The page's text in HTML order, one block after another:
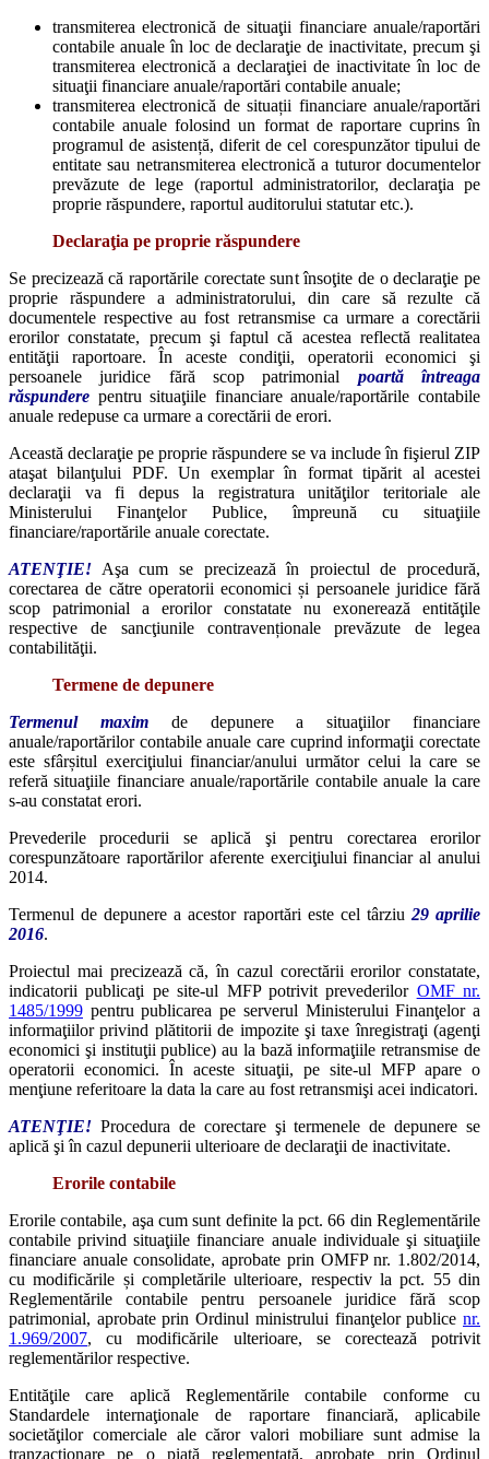
transmiterea electronică de situaţii financiare anuale/raportări
contabile anuale în loc de declaraţie de inactivitate, precum şi
transmiterea electronică a declaraţiei de inactivitate în loc de
situaţii financiare anuale/raportări contabile anuale;
transmiterea electronică de situații financiare anuale/raportări
contabile anuale folosind un format de raportare cuprins în
programul de asistență, diferit de cel corespunzător tipului de
entitate sau netransmiterea electronică a tuturor documentelor
prevăzute de lege (raportul administratorilor, declaraţia pe
proprie răspundere, raportul auditorului statutar etc.).
Declaraţia pe proprie răspundere
Se precizează că raportările corectate sunt însoţite de o declaraţie pe
proprie răspundere a administratorului, din care să rezulte că
documentele respective au fost retransmise ca urmare a corectării
erorilor constatate, precum şi faptul că acestea reflectă realitatea
entităţii raportoare. În aceste condiţii, operatorii economici şi
persoanele juridice fără scop patrimonial poartă întreaga
răspundere pentru situaţiile financiare anuale/raportările contabile
anuale redepuse ca urmare a corectării de erori.
Această declaraţie pe proprie răspundere se va include în fişierul ZIP
ataşat bilanţului PDF. Un exemplar în format tipărit al acestei
declaraţii va fi depus la registratura unităţilor teritoriale ale
Ministerului Finanţelor Publice, împreună cu situaţiile
financiare/raportările anuale corectate.
ATENŢIE! Aşa cum se precizează în proiectul de procedură,
corectarea de către operatorii economici și persoanele juridice fără
scop patrimonial a erorilor constatate nu exonerează entităţile
respective de sancţiunile contravenționale prevăzute de legea
contabilităţii.
Termene de depunere
Termenul maximde depunere a situaţiilor financiare
anuale/raportărilor contabile anuale care cuprind informaţii corectate
este sfârșitul exerciţiului financiar/anului următor celui la care se
referă situaţiile financiare anuale/raportările contabile anuale la care
s-au constatat erori.
Prevederile procedurii se aplică şi pentru corectarea erorilor
corespunzătoare raportărilor aferente exerciţiului financiar al anului
2014.
Termenul de depunere a acestor raportări este cel târziu 29 aprilie
2016.
Proiectul mai precizează că, în cazul corectării erorilor constatate,
indicatorii publicaţi pe site-ul MFP potrivit prevederilor OMF nr.
1485/1999 pentru publicarea pe serverul Ministerului Finanţelor a
informaţiilor privind plătitorii de impozite şi taxe înregistraţi (agenţi
economici şi instituţii publice) au la bază informaţiile retransmise de
operatorii economici. În aceste situaţii, pe site-ul MFP apare o
menţiune referitoare la data la care au fost retransmişi acei indicatori.
ATENŢIE! Procedura de corectare şi termenele de depunere se
aplică şi în cazul depunerii ulterioare de declaraţii de inactivitate.
Erorile contabile
Erorile contabile, aşa cum sunt definite la pct. 66 din Reglementările
contabile privind situaţiile financiare anuale individuale şi situaţiile
financiare anuale consolidate, aprobate prin OMFP nr. 1.802/2014,
cu modificările și completările ulterioare, respectiv la pct. 55 din
Reglementările contabile pentru persoanele juridice fără scop
patrimonial, aprobate prin Ordinul ministrului finanţelor publice nr.
1.969/2007, cu modificările ulterioare, se corectează potrivit
reglementărilor respective.
Entităţile care aplică Reglementările contabile conforme cu
Standardele internaţionale de raportare financiară, aplicabile
societăţilor comerciale ale căror valori mobiliare sunt admise la
tranzacţionare pe o piaţă reglementată, aprobate prin Ordinul